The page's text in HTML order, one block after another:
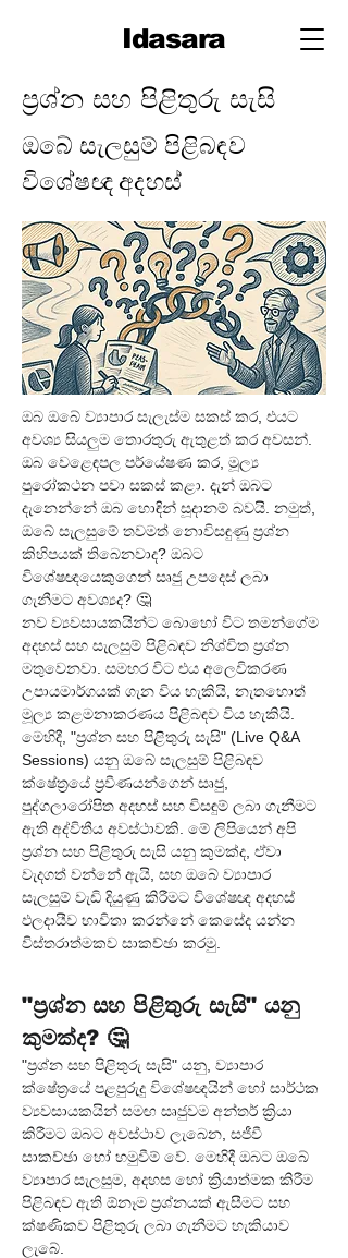
Idasara
ප්‍රශ්න සහ පිළිතුරු සැසි
ඔබේ සැලසුම් පිළිබඳව
විශේෂඥ අදහස්
ඔබ ඔබේ ව්‍යාපාර සැලැස්ම සකස් කර, එයට
අවශ්‍ය සියලුම තොරතුරු ඇතුළත් කර අවසන්.
ඔබ වෙළෙඳපල පර්යේෂණ කර, මූල්‍ය
පුරෝකථන පවා සකස් කළා. දැන් ඔබට
දැනෙන්නේ ඔබ හොඳින් සූදානම් බවයි. නමුත්,
ඔබේ සැලසුමේ තවමත් නොවිසඳුණු ප්‍රශ්න
කිහිපයක් තිබෙනවාද? ඔබට
විශේෂඥයෙකුගෙන් සෘජු උපදෙස් ලබා
ගැනීමට අවශ්‍යද? 🤔
නව ව්‍යවසායකයින්ට බොහෝ විට තමන්ගේම
අදහස් සහ සැලසුම් පිළිබඳව නිශ්චිත ප්‍රශ්න
මතුවෙනවා. සමහර විට එය අලෙවිකරණ
උපායමාර්ගයක් ගැන විය හැකියි, නැතහොත්
මූල්‍ය කළමනාකරණය පිළිබඳව විය හැකියි.
මෙහිදී, "ප්‍රශ්න සහ පිළිතුරු සැසි" (Live Q&A
Sessions) යනු ඔබේ සැලසුම් පිළිබඳව
ක්ෂේත්‍රයේ ප්‍රවීණයන්ගෙන් සෘජු,
පුද්ගලාරෝපිත අදහස් සහ විසඳුම් ලබා ගැනීමට
ඇති අද්විතීය අවස්ථාවකි. මේ ලිපියෙන් අපි
ප්‍රශ්න සහ පිළිතුරු සැසි යනු කුමක්ද, ඒවා
වැදගත් වන්නේ ඇයි, සහ ඔබේ ව්‍යාපාර
සැලසුම් වැඩි දියුණු කිරීමට විශේෂඥ අදහස්
ඵලදායීව භාවිතා කරන්නේ කෙසේද යන්න
විස්තරාත්මකව සාකච්ඡා කරමු.
"ප්‍රශ්න සහ පිළිතුරු සැසි" යනු
කුමක්ද? 🤔
"ප්‍රශ්න සහ පිළිතුරු සැසි" යනු, ව්‍යාපාර
ක්ෂේත්‍රයේ පළපුරුදු විශේෂඥයින් හෝ සාර්ථක
ව්‍යවසායකයින් සමඟ සෘජුවම අන්තර් ක්‍රියා
කිරීමට ඔබට අවස්ථාව ලැබෙන, සජීවී
සාකච්ඡා හෝ හමුවීම් වේ. මෙහිදී ඔබට ඔබේ
ව්‍යාපාර සැලසුම, අදහස හෝ ක්‍රියාත්මක කිරීම
පිළිබඳව ඇති ඕනෑම ප්‍රශ්නයක් ඇසීමට සහ
ක්ෂණිකව පිළිතුරු ලබා ගැනීමට හැකියාව
ලැබේ.